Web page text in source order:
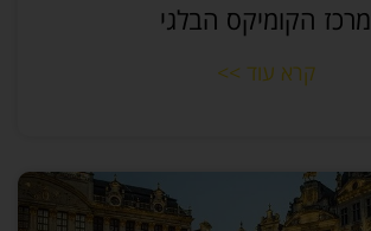
מרכז הקומיקס הבלגי
קרא עוד >>